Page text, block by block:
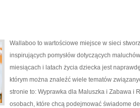
Wallaboo to wartościowe miejsce w sieci
inspirujących pomysłów dotyczących
miesiącach i latach życia dziecka jest
którym można znaleźć wiele tematów
stronie to: Wyprawka dla Maluszka i Zabawa i
osobach, które chcą podejmować świadome